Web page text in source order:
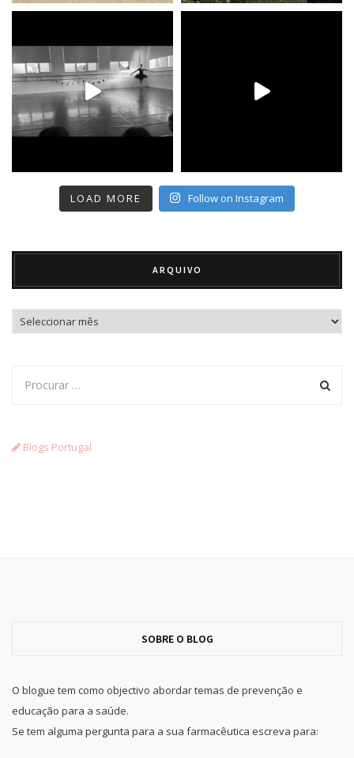
LOAD MORE Follow on Instagram
ARQUIVO
Arquivo
Blogs Portugal
SOBRE O BLOG
O blogue tem como objectivo abordar temas de prevenção e
educação para a saúde.
Se tem alguma pergunta para a sua farmacêutica escreva para: